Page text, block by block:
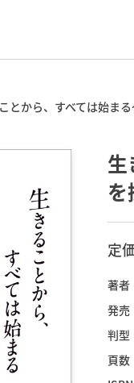
とから、すべては始ま
生
定
著者
発売
判型
頁数